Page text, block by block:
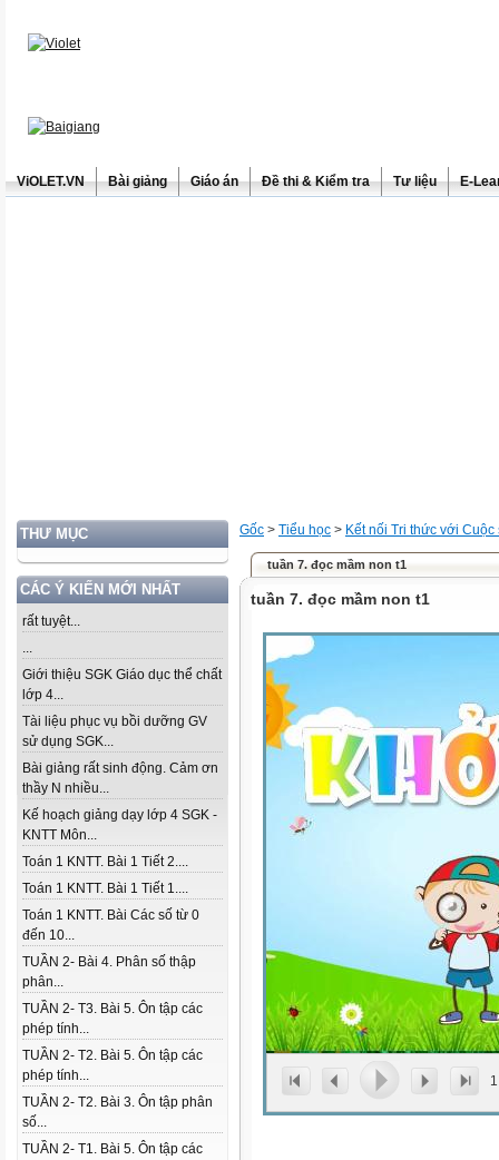
ViOLET.VN Bài giảng Giáo án Đề thi & Kiểm tra Tư liệu E-
THƯ MỤC
CÁC Ý KIẾN MỚI NHẤT
rất tuyệt...
...
Giới thiệu SGK Giáo dục thể chất
lớp 4...
Tài liệu phục vụ bồi dưỡng GV
sử dụng SGK...
Bài giảng rất sinh động. Cảm ơn
thầy N nhiều...
Kế hoạch giảng dạy lớp 4 SGK -
KNTT Môn...
Toán 1 KNTT. Bài 1 Tiết 2....
Toán 1 KNTT. Bài 1 Tiết 1....
Toán 1 KNTT. Bài Các số từ 0
đến 10...
TUẦN 2- Bài 4. Phân số thập
phân...
TUẦN 2- T3. Bài 5. Ôn tập các
phép tính...
TUẦN 2- T2. Bài 5. Ôn tập các
phép tính...
TUẦN 2- T2. Bài 3. Ôn tập phân
số...
TUẦN 2- T1. Bài 5. Ôn tập các
Gốc > Tiểu học > Kết nối Tri thức với Cuộc
tuần 7. đọc mầm non t1
tuần 7. đọc mầm non t1
1